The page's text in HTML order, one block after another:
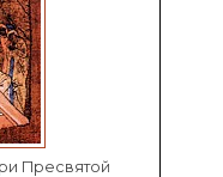
Пресвятой